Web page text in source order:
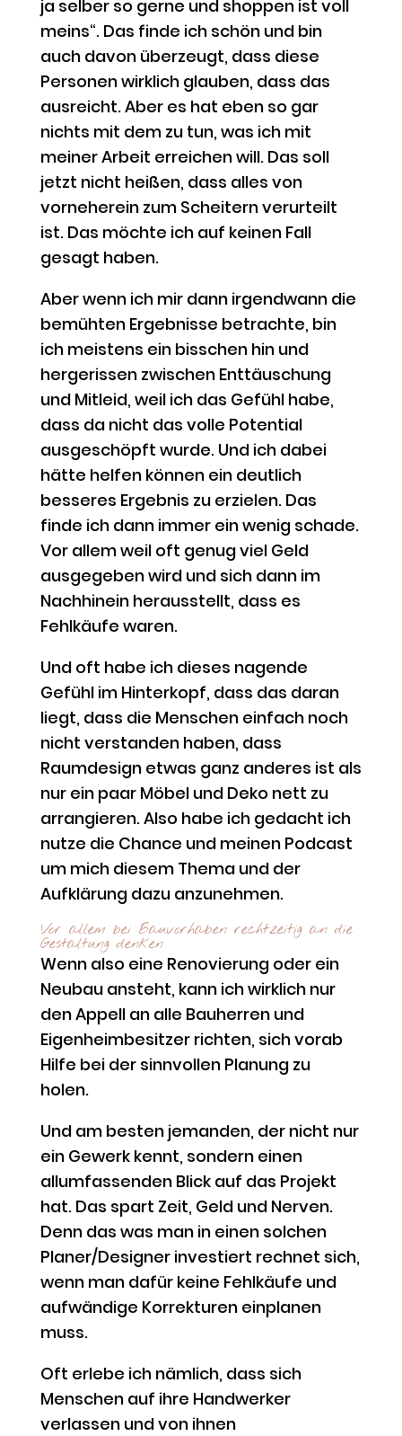
ja selber so gerne und shoppen ist voll
meins“. Das finde ich schön und bin
auch davon überzeugt, dass diese
Personen wirklich glauben, dass das
ausreicht. Aber es hat eben so gar
nichts mit dem zu tun, was ich mit
meiner Arbeit erreichen will. Das soll
jetzt nicht heißen, dass alles von
vorneherein zum Scheitern verurteilt
ist. Das möchte ich auf keinen Fall
gesagt haben.
Aber wenn ich mir dann irgendwann die
bemühten Ergebnisse betrachte, bin
ich meistens ein bisschen hin und
hergerissen zwischen Enttäuschung
und Mitleid, weil ich das Gefühl habe,
dass da nicht das volle Potential
ausgeschöpft wurde. Und ich dabei
hätte helfen können ein deutlich
besseres Ergebnis zu erzielen. Das
finde ich dann immer ein wenig schade.
Vor allem weil oft genug viel Geld
ausgegeben wird und sich dann im
Nachhinein herausstellt, dass es
Fehlkäufe waren.
Und oft habe ich dieses nagende
Gefühl im Hinterkopf, dass das daran
liegt, dass die Menschen einfach noch
nicht verstanden haben, dass
Raumdesign etwas ganz anderes ist als
nur ein paar Möbel und Deko nett zu
arrangieren. Also habe ich gedacht ich
nutze die Chance und meinen Podcast
um mich diesem Thema und der
Aufklärung dazu anzunehmen.
Vor allem bei Bauvorhaben rechtzeitig an die
Gestaltung denken
Wenn also eine Renovierung oder ein
Neubau ansteht, kann ich wirklich nur
den Appell an alle Bauherren und
Eigenheimbesitzer richten, sich vorab
Hilfe bei der sinnvollen Planung zu
holen.
Und am besten jemanden, der nicht nur
ein Gewerk kennt, sondern einen
allumfassenden Blick auf das Projekt
hat. Das spart Zeit, Geld und Nerven.
Denn das was man in einen solchen
Planer/Designer investiert rechnet sich,
wenn man dafür keine Fehlkäufe und
aufwändige Korrekturen einplanen
muss.
Oft erlebe ich nämlich, dass sich
Menschen auf ihre Handwerker
verlassen und von ihnen